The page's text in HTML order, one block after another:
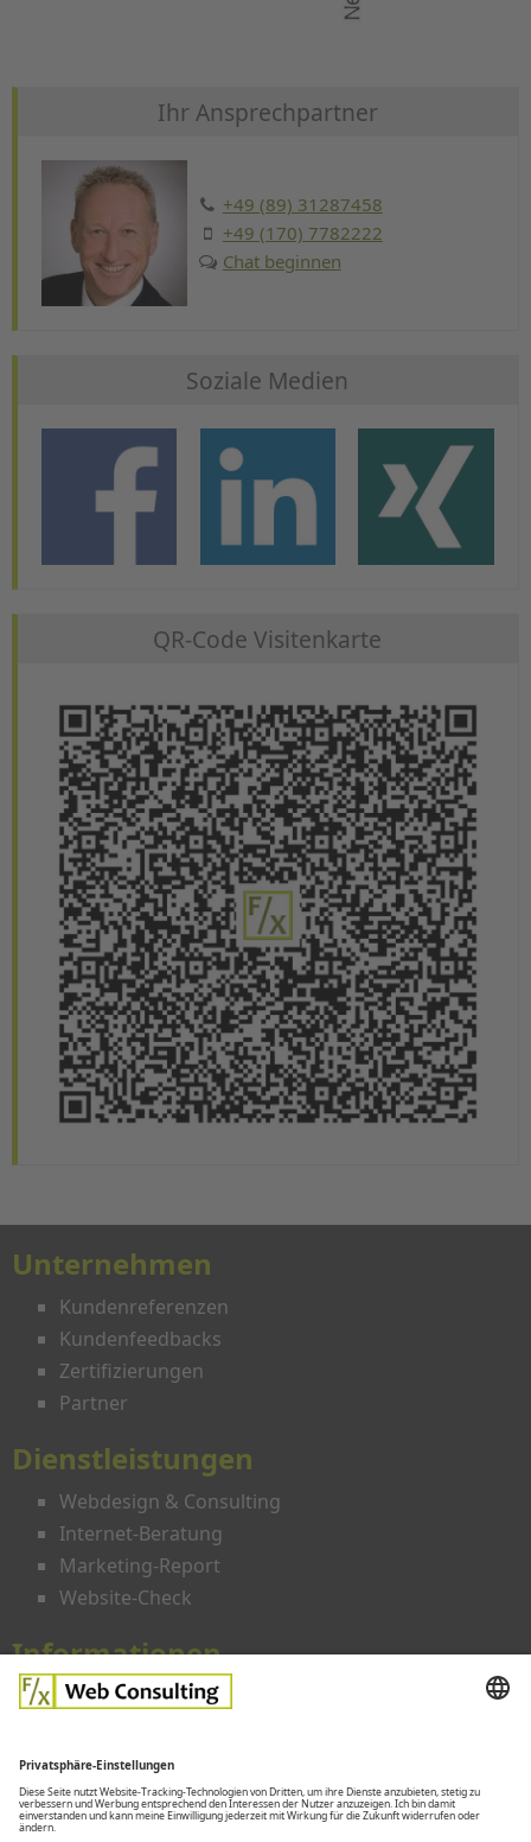
Ihr Ansprechpartner
+49 (89) 31287458
+49 (170) 7782222
Chat beginnen
Soziale Medien
QR-Code Visitenkarte
Unternehmen
Kundenreferenzen
Kundenfeedbacks
Zertifizierungen
Partner
Dienstleistungen
Webdesign & Consulting
Internet-Beratung
Marketing-Report
Website-Check
Informationen
Angebote
Glossar
FAQ